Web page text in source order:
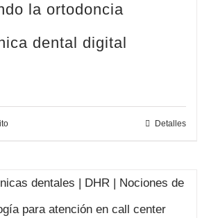
la ortodoncia
dental digital
Detalles